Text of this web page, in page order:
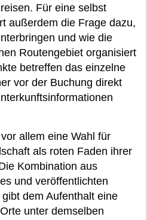
Für eine selbst
außerdem die Frage dazu,
und wie die
Routengebiet organisiert
betreffen das einzelne
vor der Buchung direkt
allem eine Wahl für
als roten Faden ihrer
Kombination aus
und veröffentlichten
dem Aufenthalt eine
unter demselben